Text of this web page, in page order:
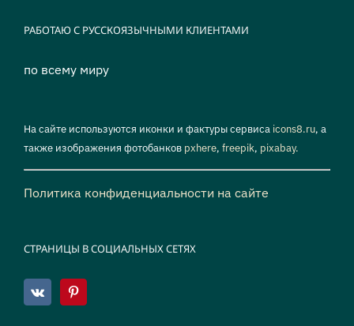
РАБОТАЮ С РУССКОЯЗЫЧНЫМИ КЛИЕНТАМИ
по всему миру
На сайте используются иконки и фактуры сервиса icons8.ru, а
также изображения фотобанков pxhere, freepik, pixabay.
Политика конфиденциальности на сайте
СТРАНИЦЫ В СОЦИАЛЬНЫХ СЕТЯХ